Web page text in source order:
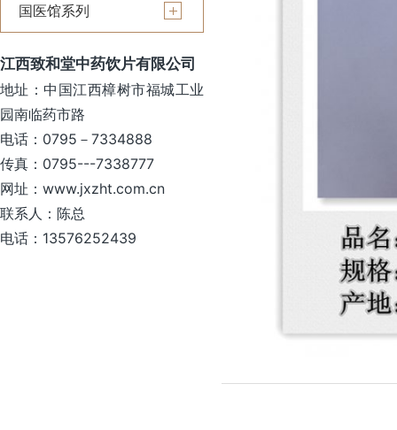
国医馆系列
江西致和堂中药饮片有限公司
地址：中国江西樟树市福城工业
园南临药市路
电话：0795－7334888
传真：0795---7338777
网址：www.jxzht.com.cn
联系人：陈总
电话：13576252439